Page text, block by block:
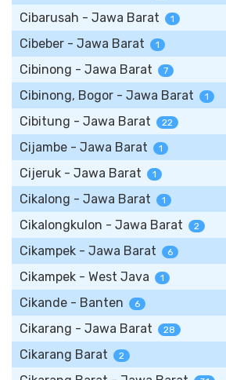
Cibarusah - Jawa Barat 1
Cibeber - Jawa Barat 1
Cibinong - Jawa Barat 7
Cibinong, Bogor - Jawa Barat 1
Cibitung - Jawa Barat 22
Cijambe - Jawa Barat 1
Cijeruk - Jawa Barat 1
Cikalong - Jawa Barat 1
Cikalongkulon - Jawa Barat 2
Cikampek - Jawa Barat 6
Cikampek - West Java 1
Cikande - Banten 6
Cikarang - Jawa Barat 28
Cikarang Barat 2